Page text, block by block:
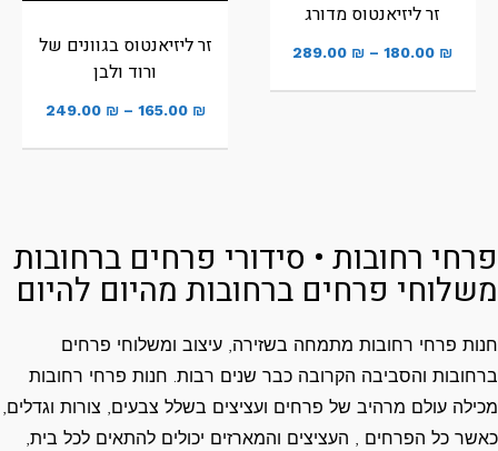
זר ליזיאנטוס מדורג
180.00 ₪
–
289.00 ₪
זר ליזיאנטוס בגוונים של
ורוד ולבן
165.00 ₪
–
249.00 ₪
פרחי רחובות • סידורי פרחים ברחובות
משלוחי פרחים ברחובות מהיום להיום
חנות פרחי רחובות מתמחה בשזירה, עיצוב ומשלוחי פרחים
ברחובות והסביבה הקרובה כבר שנים רבות. חנות פרחי רחובות
מכילה עולם מרהיב של פרחים ועציצים בשלל צבעים, צורות וגדלים,
כאשר כל הפרחים , העציצים והמארזים יכולים להתאים לכל בית,